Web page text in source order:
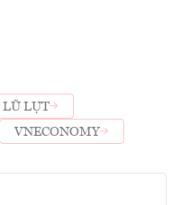
LŨ LỤT
VNECONOMY